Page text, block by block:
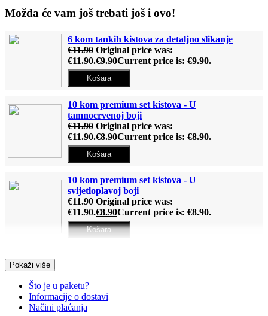
Možda će vam još trebati još i ovo!
6 kom tankih kistova za detaljno slikanje
€11.90 Original price was:
€11.90.€9.90Current price is: €9.90.
Košara
10 kom premium set kistova - U
tamnocrvenoj boji
€11.90 Original price was:
€11.90.€8.90Current price is: €8.90.
Košara
10 kom premium set kistova - U
svijetloplavoj boji
€11.90 Original price was:
€11.90.€8.90Current price is: €8.90.
Košara
Košara
Pokaži više
Što je u paketu?
Informacije o dostavi
Načini plaćanja